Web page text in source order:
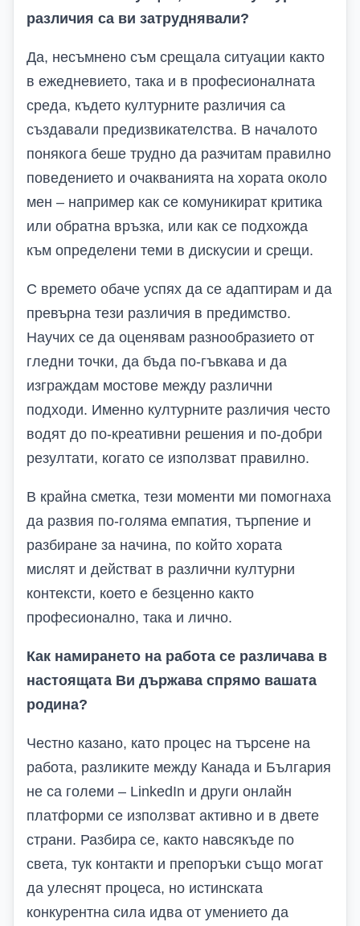
различия са ви затруднявали?
Да, несъмнено съм срещала ситуации както
в ежедневието, така и в професионалната
среда, където културните различия са
създавали предизвикателства. В началото
понякога беше трудно да разчитам правилно
поведението и очакванията на хората около
мен – например как се комуникират критика
или обратна връзка, или как се подхожда
към определени теми в дискусии и срещи.
С времето обаче успях да се адаптирам и да
превърна тези различия в предимство.
Научих се да оценявам разнообразието от
гледни точки, да бъда по-гъвкава и да
изграждам мостове между различни
подходи. Именно културните различия често
водят до по-креативни решения и по-добри
резултати, когато се използват правилно.
В крайна сметка, тези моменти ми помогнаха
да развия по-голяма емпатия, търпение и
разбиране за начина, по който хората
мислят и действат в различни културни
контексти, което е безценно както
професионално, така и лично.
Как намирането на работа се различава в
настоящата Ви държава спрямо вашата
родина?
Честно казано, като процес на търсене на
работа, разликите между Канада и България
не са големи – LinkedIn и други онлайн
платформи се използват активно и в двете
страни. Разбира се, както навсякъде по
света, тук контакти и препоръки също могат
да улеснят процеса, но истинската
конкурентна сила идва от умението да